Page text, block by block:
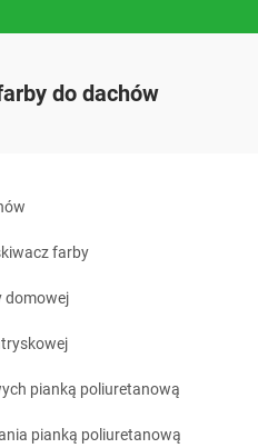
do dachów
farby
domowej
pianką poliuretanową
pianką poliuretanową